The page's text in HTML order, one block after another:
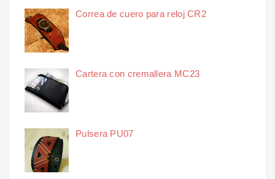
Correa de cuero para reloj CR2
Cartera con cremallera MC23
Pulsera PU07